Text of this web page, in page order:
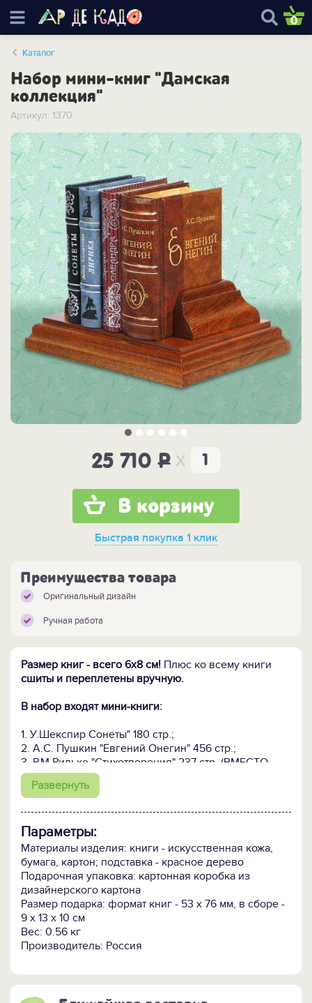
0
Каталог
Набор мини-книг "Дамская
коллекция"
Артикул: 1370
25 710P x
В корзину
Быстрая покупка 1 клик
Преимущества товара
Оригинальный дизайн
Ручная работа
Размер книг - всего 6х8 см! Плюс ко всему книги
сшиты и переплетены вручную.
В набор входят мини-книги:
1. У.Шекспир Сонеты" 180 стр.;
2. А.С. Пушкин "Евгений Онегин" 456 стр.;
3. Р.М.Рильке "Стихотворения" 237 стр. (ВМЕСТО
А.Ахматовой на фото);
4. Дамский альбом "Запах олеандра" 180 стр.
Развернуть
Параметры:
Материалы изделия: книги - искусственная кожа,
бумага, картон; подставка - красное дерево
Подарочная упаковка: картонная коробка из
дизайнерского картона
Размер подарка: формат книг - 53 х 76 мм, в сборе -
9 x 13 x 10 см
Вес: 0.56 кг
Производитель: Россия